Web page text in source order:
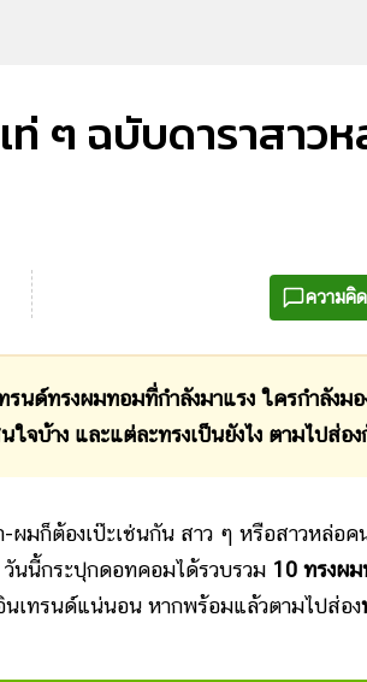
ท่ ๆ ฉบับดาราสาว
ความคิ
รงผมทอมที่กำลังมาแรง ใครกำลังมอ
ใจบ้าง และแต่ละทรงเป็นยังไง ตามไปส่อง
ต้องเป๊ะเช่นกัน สาว ๆ หรือสาวหล่อค
นนี้กระปุกดอทคอมได้รวบรวม 10 ทรงผ
นเทรนด์แน่นอน หากพร้อมแล้วตามไปส่อง